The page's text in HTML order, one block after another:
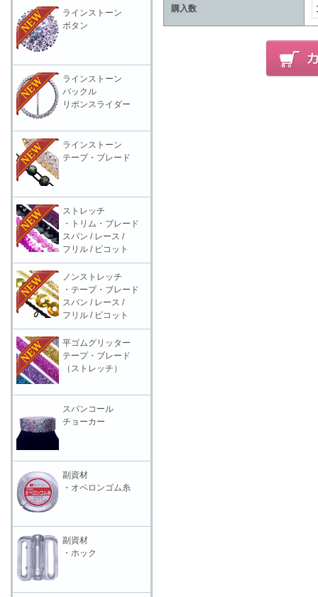
購入数
ラインストーン
ボタン
ラインストーン
バックル
リボンスライダー
ラインストーン
テープ・ブレード
ストレッチ
・トリム・ブレード
スパン / レース /
フリル / ピコット
ノンストレッチ
・テープ・ブレード
スパン / レース /
フリル / ピコット
平ゴムグリッター
テープ・ブレード
（ストレッチ）
スパンコール
チョーカー
副資材
・オペロンゴム糸
副資材
・ホック